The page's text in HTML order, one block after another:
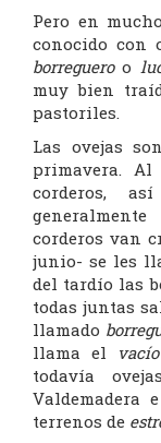
Pero en
conocido con
borregueroo
muy bien
pastoriles.
Las ovejas
primavera.
corderos,
corderos van
junio- se les
del tardío las
todas juntas
llamado
llama el
vacío
todavía
Valdemadera
terrenos de